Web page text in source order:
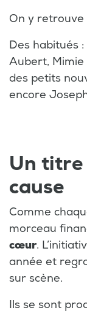
On y retrouve
Des habitués :
Aubert, Mimie
des petits
encore
Un titre
cause
Comme
morceau
cœur.
année et
sur scène.
Ils se sont